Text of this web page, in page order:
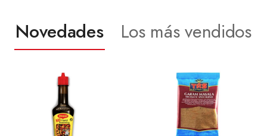
Novedades Los más vendidos